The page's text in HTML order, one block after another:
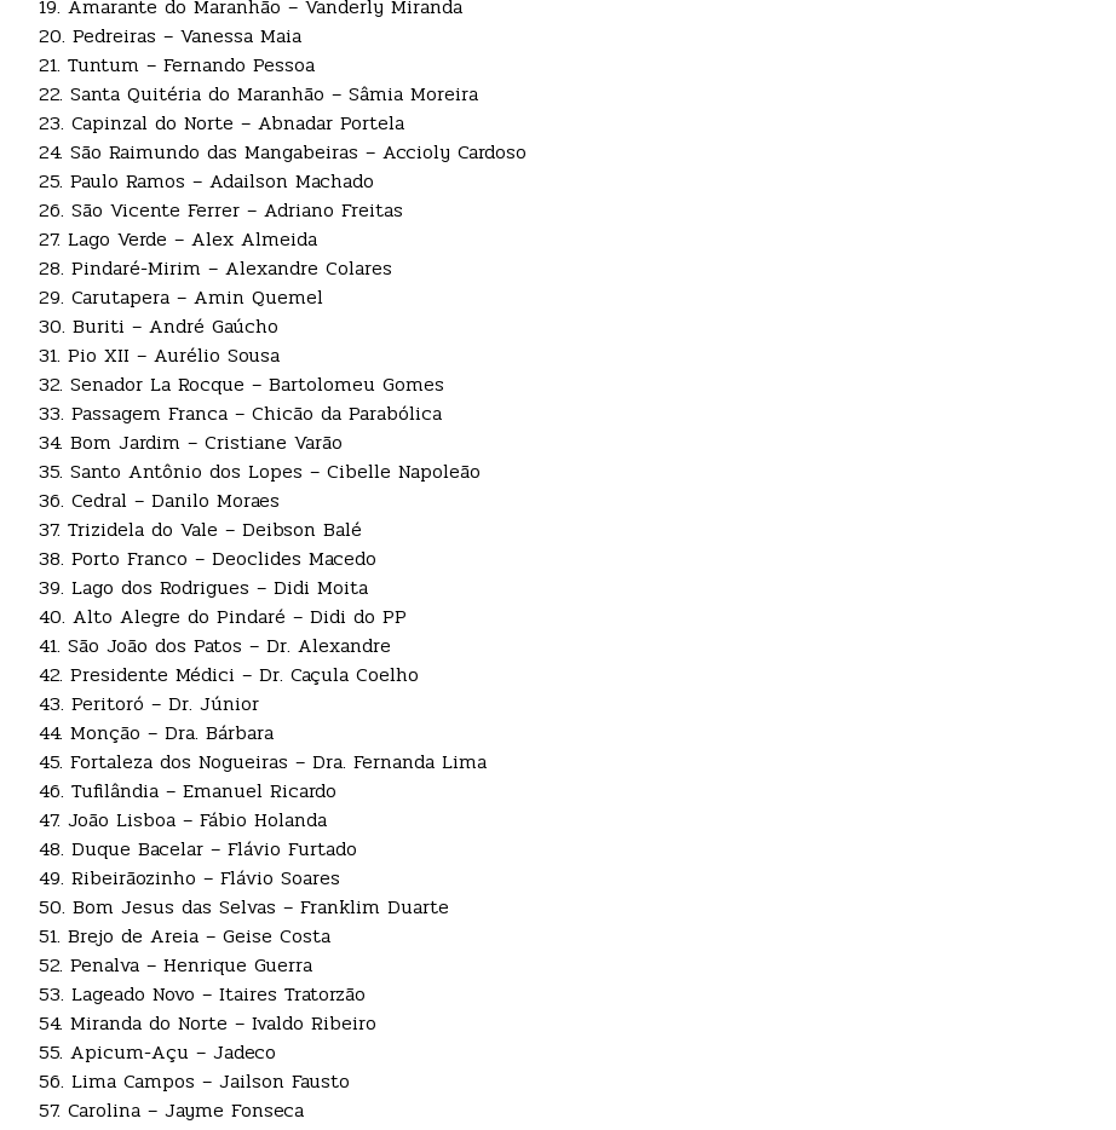
19. Amarante do Maranhão – Vanderly Miranda
20. Pedreiras – Vanessa Maia
21. Tuntum – Fernando Pessoa
22. Santa Quitéria do Maranhão – Sâmia Moreira
23. Capinzal do Norte – Abnadar Portela
24. São Raimundo das Mangabeiras – Accioly Cardoso
25. Paulo Ramos – Adailson Machado
26. São Vicente Ferrer – Adriano Freitas
27. Lago Verde – Alex Almeida
28. Pindaré-Mirim – Alexandre Colares
29. Carutapera – Amin Quemel
30. Buriti – André Gaúcho
31. Pio XII – Aurélio Sousa
32. Senador La Rocque – Bartolomeu Gomes
33. Passagem Franca – Chicão da Parabólica
34. Bom Jardim – Cristiane Varão
35. Santo Antônio dos Lopes – Cibelle Napoleão
36. Cedral – Danilo Moraes
37. Trizidela do Vale – Deibson Balé
38. Porto Franco – Deoclides Macedo
39. Lago dos Rodrigues – Didi Moita
40. Alto Alegre do Pindaré – Didi do PP
41. São João dos Patos – Dr. Alexandre
42. Presidente Médici – Dr. Caçula Coelho
43. Peritoró – Dr. Júnior
44. Monção – Dra. Bárbara
45. Fortaleza dos Nogueiras – Dra. Fernanda Lima
46. Tufilândia – Emanuel Ricardo
47. João Lisboa – Fábio Holanda
48. Duque Bacelar – Flávio Furtado
49. Ribeirãozinho – Flávio Soares
50. Bom Jesus das Selvas – Franklim Duarte
51. Brejo de Areia – Geise Costa
52. Penalva – Henrique Guerra
53. Lageado Novo – Itaires Tratorzão
54. Miranda do Norte – Ivaldo Ribeiro
55. Apicum-Açu – Jadeco
56. Lima Campos – Jailson Fausto
57. Carolina – Jayme Fonseca